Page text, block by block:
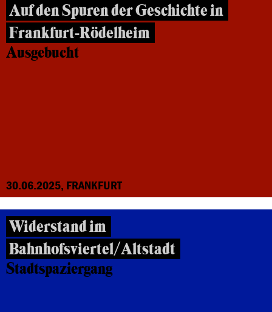
Auf den Spuren der Geschichte in
Frankfurt-Rödelheim
Ausgebucht
30.06.2025, FRANKFURT
Widerstand im
Bahnhofsviertel/Altstadt
Stadtspaziergang